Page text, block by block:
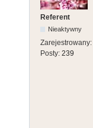
Referent
Nieaktywny
Zarejestrowany:
Posty: 239